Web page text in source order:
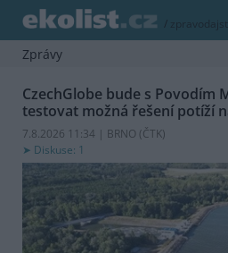
/
Zprávy
CzechGlobe bude s Povodím
testovat možná řešení potíží
7.8.2026 11:34 | BRNO (ČTK)
Diskuse: 1